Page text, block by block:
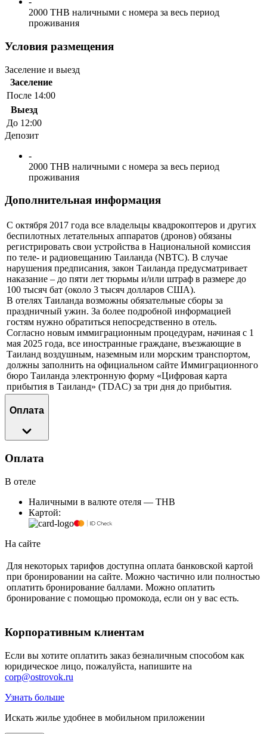
2000 THB наличными с номера за весь период
проживания
Условия размещения
Заселение и выезд
Заселение
После 14:00
Выезд
До 12:00
Депозит
-
2000 THB наличными с номера за весь период
проживания
Дополнительная информация
С октября 2017 года все владельцы квадрокоптеров и других
беспилотных летательных аппаратов (дронов) обязаны
регистрировать свои устройства в Национальной комиссия
по теле- и радиовещанию Таиланда (NBTC). В случае
нарушения предписания, закон Таиланда предусматривает
наказание – до пяти лет тюрьмы и/или штраф в размере до
100 тысяч бат (около 3 тысяч долларов США).
В отелях Таиланда возможны обязательные сборы за
праздничный ужин. За более подробной информацией
гостям нужно обратиться непосредственно в отель.
Согласно новым иммиграционным процедурам, начиная с 1
мая 2025 года, все иностранные граждане, въезжающие в
Таиланд воздушным, наземным или морским транспортом,
должны заполнить на официальном сайте Иммиграционного
бюро Таиланда электронную форму «Цифровая карта
прибытия в Таиланд» (TDAC) за три дня до прибытия.
Оплата
Оплата
В отеле
Наличными в валюте отеля — THB
Картой:
На сайте
Для некоторых тарифов доступна оплата банковской картой
при бронировании на сайте. Можно частично или полностью
оплатить бронирование баллами. Можно оплатить
бронирование с помощью промокода, если он у вас есть.
Корпоративным клиентам
Если вы хотите оплатить заказ безналичным способом как
юридическое лицо, пожалуйста, напишите на
corp@ostrovok.ru
Узнать больше
Искать жилье удобнее в мобильном приложении